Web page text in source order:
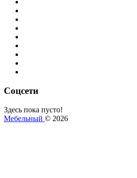
Соцсети
Здесь пока пусто!
Мебельный © 2026